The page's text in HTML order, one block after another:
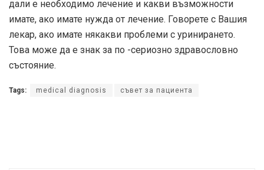
дали е необходимо лечение и какви възможности
имате, ако имате нужда от лечение. Говорете с Вашия
лекар, ако имате някакви проблеми с уринирането.
Това може да е знак за по -сериозно здравословно
състояние.
Tags: medical diagnosis съвет за пациента